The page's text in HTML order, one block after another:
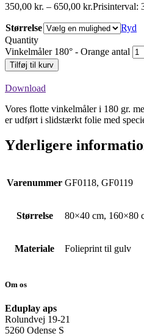
350,00 kr. – 650,00 kr.Prisinterval:
Størrelse
Ryd
Quantity
Vinkelmåler 180° - Orange antal
Tilføj til kurv
Download
Vores flotte vinkelmåler i 180 gr.
er udført i slidstærkt folie med
Yderligere
Varenummer GF0118, GF0119
Størrelse 80×40 cm, 160×80
Materiale Folieprint til gulv
Om os
Eduplay aps
Rolundvej 19-21
5260 Odense S